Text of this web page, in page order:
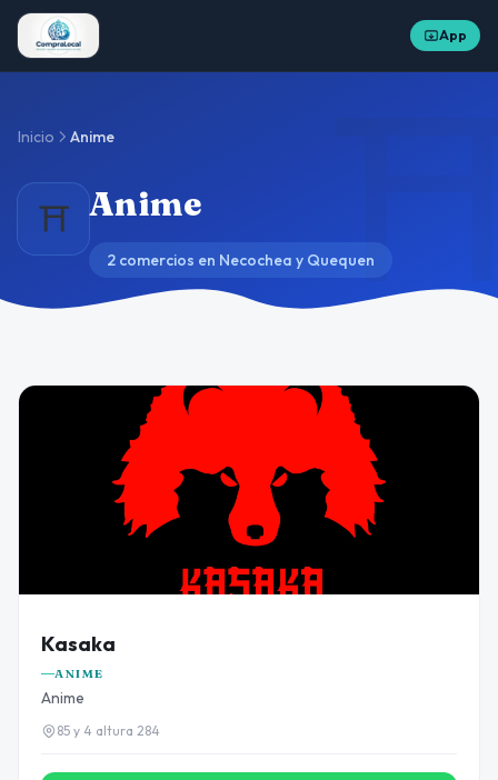
App
Inicio Anime
⛩️ Anime
2 comercios en Necochea y Quequen
Kasaka
ANIME
Anime
85 y 4 altura 284